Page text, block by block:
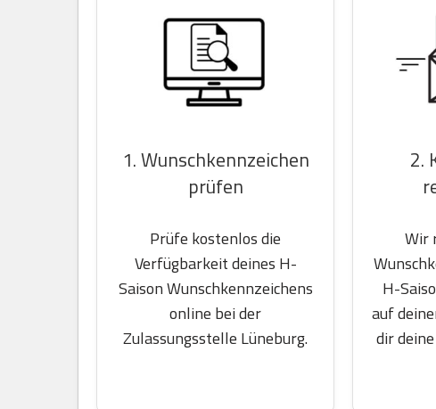
1. Wunschkennzeichen
prüfen
Prüfe kostenlos die
Verfügbarkeit deines H-
Saison Wunschkennzeichens
online bei der
Zulassungsstelle Lüneburg.
2.
Wir
H-
auf
dir